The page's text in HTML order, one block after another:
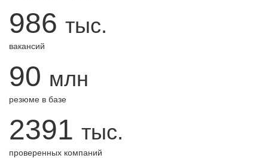
986 тыс.
вакансий
90 млн
резюме в базе
2391 тыс.
проверенных компаний